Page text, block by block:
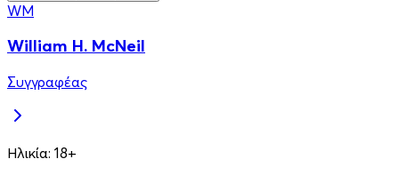
WM
William H. McNeil
Συγγραφέας
Ηλικία: 18+